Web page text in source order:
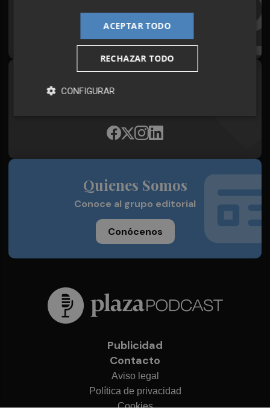
¡Quiero suscribirme!
Síguenos en redes
Quienes Somos
Conoce al grupo editorial
Conócenos
Publicidad
Contacto
Aviso legal
Política de privacidad
Cookies
ACEPTAR TODO
RECHAZAR TODO
CONFIGURAR